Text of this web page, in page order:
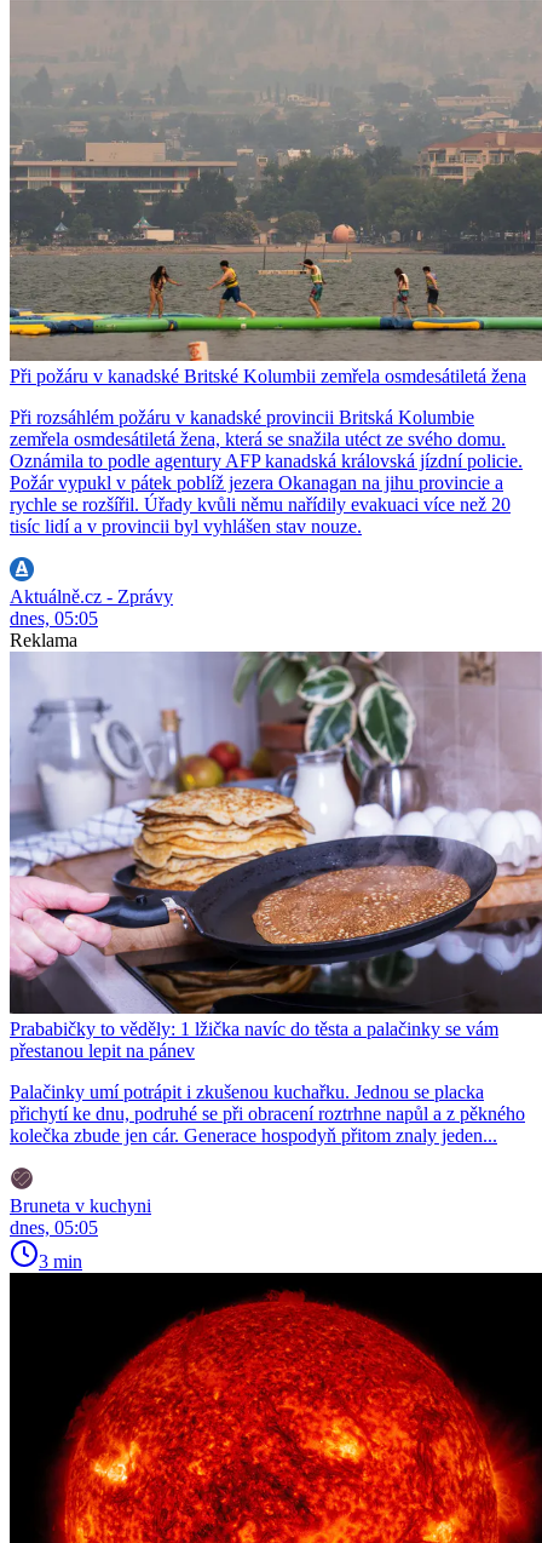
Při požáru v kanadské Britské Kolumbii zemřela osmdesátiletá žena
Při rozsáhlém požáru v kanadské provincii Britská Kolumbie
zemřela osmdesátiletá žena, která se snažila utéct ze svého domu.
Oznámila to podle agentury AFP kanadská královská jízdní policie.
Požár vypukl v pátek poblíž jezera Okanagan na jihu provincie a
rychle se rozšířil. Úřady kvůli němu nařídily evakuaci více než 20
tisíc lidí a v provincii byl vyhlášen stav nouze.
Aktuálně.cz - Zprávy
dnes, 05:05
Reklama
Prababičky to věděly: 1 lžička navíc do těsta a palačinky se vám
přestanou lepit na pánev
Palačinky umí potrápit i zkušenou kuchařku. Jednou se placka
přichytí ke dnu, podruhé se při obracení roztrhne napůl a z pěkného
kolečka zbude jen cár. Generace hospodyň přitom znaly jeden...
Bruneta v kuchyni
dnes, 05:05
3 min